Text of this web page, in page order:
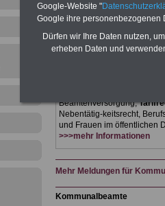
& eBooks für den
oder Beamte zum
Beschäftigte der
Verwaltunggeeignet. Sie
Beamtenversorgung,
Nebentätig-keitsrecht,
und Frauen im öffentlichen
>>>mehr Informationen
Mehr Meldungen für
Kommunalbeamte
Google-Website "
Google ihre personenbezogenen
Dürfen wir Ihre Daten nutzen,
erheben Daten und